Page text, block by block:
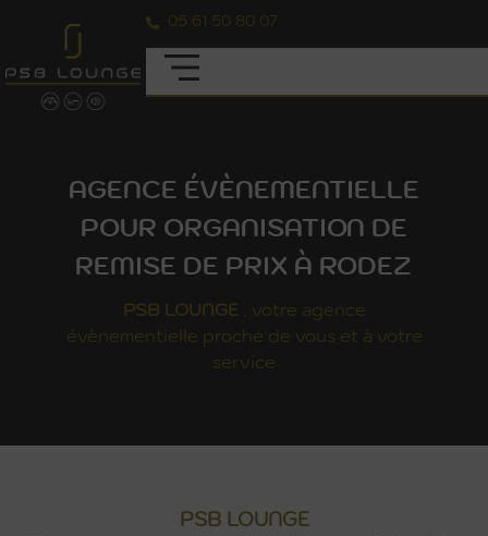
05 61 50 80 07
AGENCE ÉVÈNEMENTIELLE
POUR ORGANISATION DE
REMISE DE PRIX À RODEZ
PSB LOUNGE , votre agence
évènementielle proche de vous et à votre
service
PSB LOUNGE